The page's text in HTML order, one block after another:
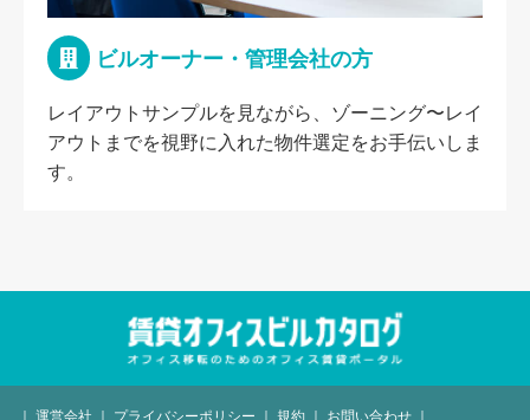
ビルオーナー・管理会社の方
レイアウトサンプルを見ながら、ゾーニング〜レイ
アウトまでを視野に入れた物件選定をお手伝いしま
す。